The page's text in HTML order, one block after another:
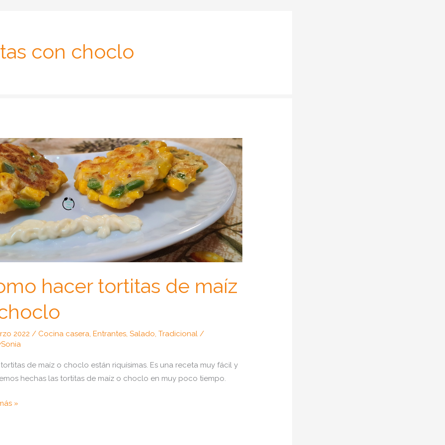
con choclo
hacer tortitas de maíz
2022/ Cocina casera,Entrantes,Salado,Tradicional /
tortitas de maíz o choclo están riquísimas. Es una receta muy fácil y
hechas las tortitas de maíz o choclo en muy poco tiempo.
»